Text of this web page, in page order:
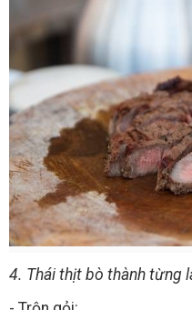
4. Thái thịt bò thành từng